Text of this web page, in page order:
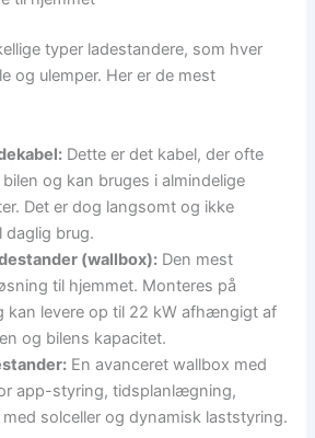
typer ladestandere, som hver
og ulemper. Her er de mest
Dette er det kabel, der ofte
og kan bruges i almindelige
Det er dog langsomt og ikke
daglig brug.
(wallbox): Den mest
til hjemmet. Monteres på
kan levere op til 22 kW afhængigt af
og bilens kapacitet.
En avanceret wallbox med
app-styring, tidsplanlægning,
solceller og dynamisk laststyring.